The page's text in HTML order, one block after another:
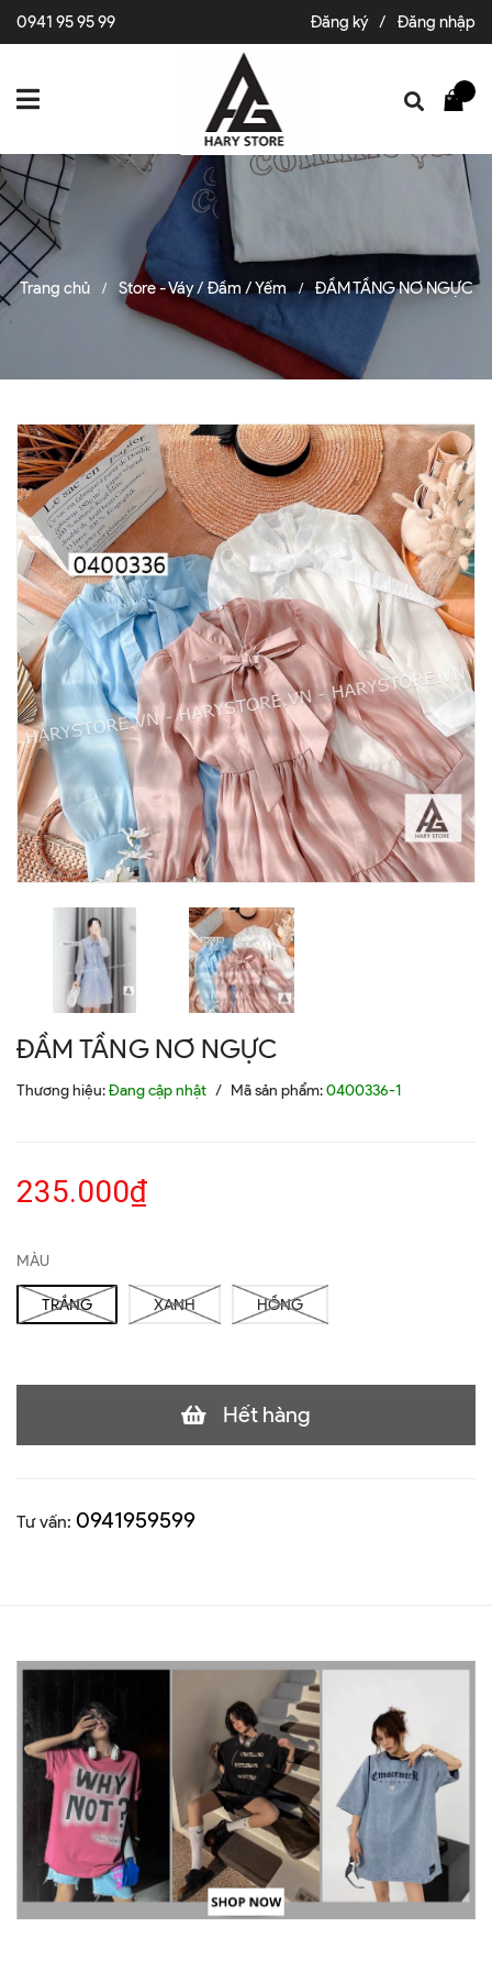
0941 95 95 99 Đăng ký / Đăng nhập
Trang chủ / Store - Váy / Đầm / Yếm / ĐẦM TẦNG NƠ NGỰC
ĐẦM TẦNG NƠ NGỰC
Thương hiệu:Đang cập nhật / Mã sản phẩm:0400336-1
235.000₫
MÀU
TRẮNG XANH HỒNG
Hết hàng
Tư vấn: 0941959599